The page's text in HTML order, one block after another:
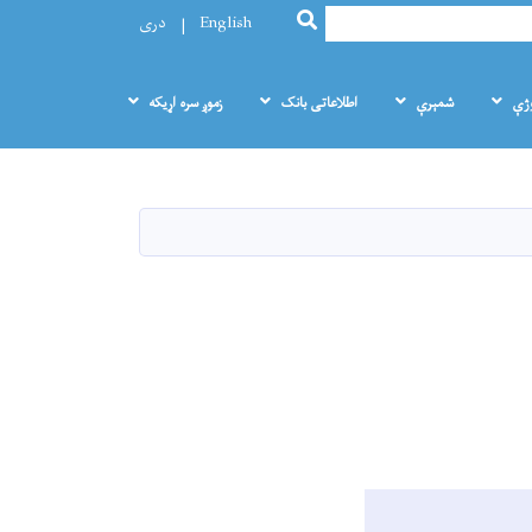
SEARCH
English دری
شمېرې اطلاعاتی بانک زموږ سره اړيکه